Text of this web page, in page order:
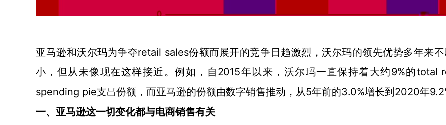
亚马逊和沃尔玛为争夺retail sales份额而展开的竞争日趋激烈，沃尔玛的领先优势多年来不
小，但从未像现在这样接近。例如，自2015年以来，沃尔玛一直保持着大约9%的total
spending pie支出份额，而亚马逊的份额由数字销售推动，从5年前的3.0%增长到2020年
一、 亚马逊这一切变化都与电商销售有关